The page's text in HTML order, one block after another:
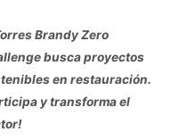
Brandy Zero
busca proyectos
en restauración.
y transforma el